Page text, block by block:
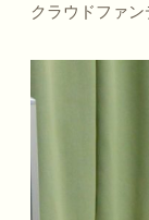
クラウドファ